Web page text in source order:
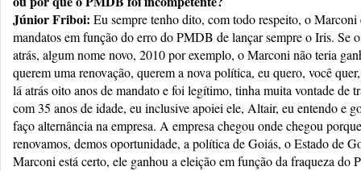
Júnior Friboi: Eu sempre tenho dito, com todo respeito, o Marconi
mandatos em função do erro do PMDB de lançar sempre o Iris. Se
atrás, algum nome novo, 2010 por exemplo, o Marconi não teria
querem uma renovação, querem a nova política, eu quero, você
lá atrás oito anos de mandato e foi legítimo, tinha muita vontade de
com 35 anos de idade, eu inclusive apoiei ele, Altair, eu entendo e
faço alternância na empresa. A empresa chegou onde chegou
renovamos, demos oportunidade, a política de Goiás, o Estado de
Marconi está certo, ele ganhou a eleição em função da fraqueza do